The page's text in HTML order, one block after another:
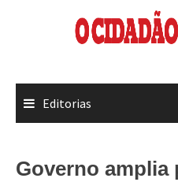
Editorias
Governo amplia